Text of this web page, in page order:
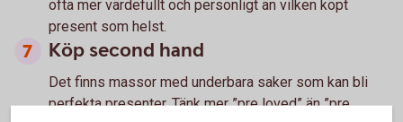
ofta mer värdefullt och personligt än vilken köpt
present som helst.
Köp second hand
Det finns massor med underbara saker som kan bli
perfekta presenter. Tänk mer ”pre loved” än ”pre